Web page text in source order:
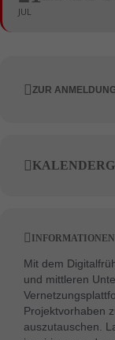
JUL
ZUR
KALENDER
Mit dem
und mittleren
Projektvorhaben
auszutauschen.